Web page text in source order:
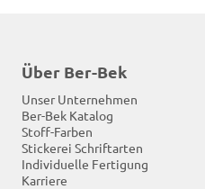
Über Ber-Bek
Unser Unternehmen
Ber-Bek Katalog
Stoff-Farben
Stickerei Schriftarten
Individuelle Fertigung
Karriere